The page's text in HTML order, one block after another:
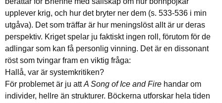
upplever krig, och hur det bryter ner dem (s. 533-536 i min
utgåva). Det som träffar är hur meningslöst allt är ur deras
perspektiv. Kriget spelar ju faktiskt ingen roll, förutom för de
adlingar som kan få personlig vinning. Det är en dissonant
röst som tvingar fram en viktig fråga:
Hallå, var är systemkritiken?
För problemet är ju attA Song of Ice and Fire handar om
individer, hellre än strukturer. Böckerna utforskar hela tiden